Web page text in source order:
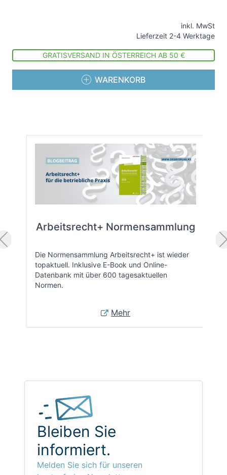
inkl. MwSt
Lieferzeit 2-4 Werktage
GRATISVERSAND IN ÖSTERREICH AB 50 €
WARENKORB
Arbeitsrecht+ Normensammlung
Die Normensammlung Arbeitsrecht+ ist wieder
topaktuell. Inklusive E-Book und Online-
Datenbank mit über 600 tagesaktuellen
Normen.
Mehr
Bleiben Sie
informiert.
Melden Sie sich für unseren